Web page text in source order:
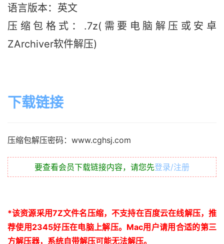
语言版本：英文
压缩包格式：.7z(需要电脑解压或安卓
ZArchiver软件解压)
下载链接
压缩包解压密码：www.cghsj.com
要查看会员下载链接内容，请您先登录/注册
*该资源采用7Z文件名压缩，不支持在百度云在线解压，推
荐使用2345好压在电脑上解压。 Mac用户请用合适的第三
方解压器，系统自带解压可能无法解压。